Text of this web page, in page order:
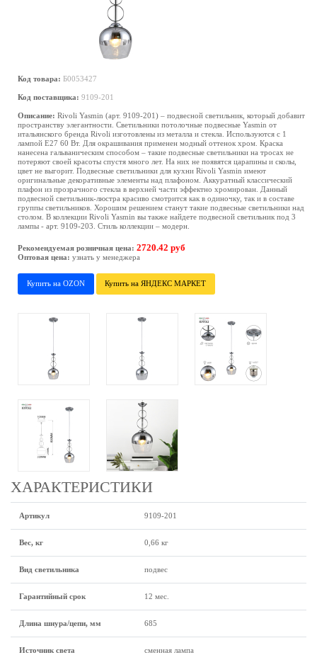
Код товара: Б0053427
Код поставщика: 9109-201
Описание: Rivoli Yasmin (арт. 9109-201) – подвесной светильник, который добавит
пространству элегантности. Светильники потолочные подвесные Yasmin от
итальянского бренда Rivoli изготовлены из металла и стекла. Используются с 1
лампой Е27 60 Вт. Для окрашивания применен модный оттенок хром. Краска
нанесена гальваническим способом – такие подвесные светильники на тросах не
потеряют своей красоты спустя много лет. На них не появятся царапины и сколы,
цвет не выгорит. Подвесные светильники для кухни Rivoli Yasmin имеют
оригинальные декоративные элементы над плафоном. Аккуратный классический
плафон из прозрачного стекла в верхней части эффектно хромирован. Данный
подвесной светильник-люстра красиво смотрится как в одиночку, так и в составе
группы светильников. Хорошим решением станут такие подвесные светильники над
столом. В коллекции Rivoli Yasmin вы также найдете подвесной светильник под 3
лампы - арт. 9109-203. Стиль коллекции – модерн.
Рекомендуемая розничная цена: 2720.42 руб
Оптовая цена: узнать у менеджера
Купить на OZON Купить на ЯНДЕКС МАРКЕТ
ХАРАКТЕРИСТИКИ
Артикул 9109-201
Вес, кг 0,66 кг
Вид светильника подвес
Гарантийный срок 12 мес.
Длина шнура/цепи, мм 685
Источник света сменная лампа